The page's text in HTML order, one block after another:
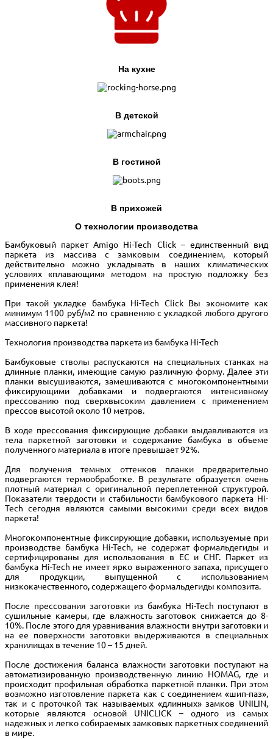
На кухне
В детской
В гостиной
В прихожей
О технологии производства
Бамбуковый паркет Amigo Hi-Tech Click – единственный вид
паркета из массива с замковым соединением, который
действительно можно укладывать в наших климатических
условиях «плавающим» методом на простую подложку без
применения клея!
При такой укладке бамбука Hi-Tech Click Вы экономите как
минимум 1100 руб/м2 по сравнению с укладкой любого другого
массивного паркета!
Технология производства паркета из бамбука Hi-Tech
Бамбуковые стволы распускаются на специальных станках на
длинные планки, имеющие самую различную форму. Далее эти
планки высушиваются, замешиваются с многокомпонентными
фиксирующими добавками и подвергаются интенсивному
прессованию под сверхвысоким давлением с применением
прессов высотой около 10 метров.
В ходе прессования фиксирующие добавки выдавливаются из
тела паркетной заготовки и содержание бамбука в объеме
полученного материала в итоге превышает 92%.
Для получения темных оттенков планки предварительно
подвергаются термообработке. В результате образуется очень
плотный материал с оригинальной переплетенной структурой.
Показатели твердости и стабильности бамбукового паркета Hi-
Tech сегодня являются самыми высокими среди всех видов
паркета!
Многокомпонентные фиксирующие добавки, используемые при
производстве бамбука Hi-Tech, не содержат формальдегиды и
сертифицированы для использования в ЕС и СНГ. Паркет из
бамбука Hi-Tech не имеет ярко выраженного запаха, присущего
для продукции, выпущенной с использованием
низкокачественного, содержащего формальдегиды композита.
После прессования заготовки из бамбука Hi-Tech поступают в
сушильные камеры, где влажность заготовок снижается до 8-
10%. После этого для уравнивания влажности внутри заготовки и
на ее поверхности заготовки выдерживаются в специальных
хранилищах в течение 10 – 15 дней.
После достижения баланса влажности заготовки поступают на
автоматизированную производственную линию HOMAG, где и
происходит профильная обработка паркетной планки. При этом
возможно изготовление паркета как с соединением «шип-паз»,
так и с проточкой так называемых «длинных» замков UNILIN,
которые являются основой UNICLICK – одного из самых
надежных и легко собираемых замковых паркетных соединений
в мире.